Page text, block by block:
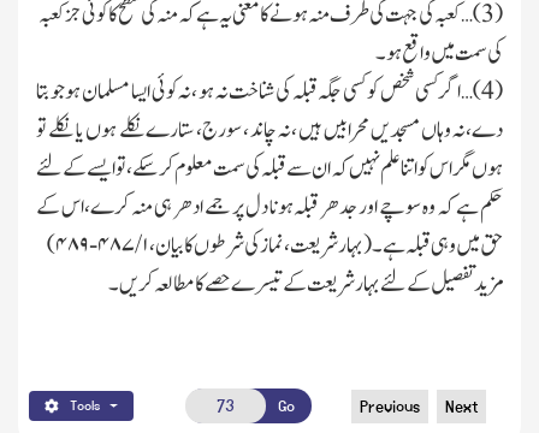
(
3) …کعبہ کی جہت کی طرف منہ ہونے کا معنی یہ ہے کہ منہ کی سطح کا کوئی جز کعبہ
کی سمت میں واقع ہو ۔
(
4)…اگر کسی شخص کو کسی جگہ قبلہ کی شناخت نہ ہو ،نہ کوئی ایسا مسلمان ہو جو بتا
دے،نہ وہاں مسجدیں محرابیں ہیں ،نہ چاند ، سورج،ستارے نکلے ہوں یا نکلے تو
ہوں مگر اس کو اتنا علم نہیں کہ ان سے قبلہ کی سمت معلوم کر سکے،تو ایسے کے لئے
حکم ہے کہ وہسوچے اور جدھر قبلہ ہونا دل پر جمے ادھر ہی منہ کرے،اس کے
حق میں وہی قبلہ ہے۔(بہار شریعت، نماز کی شرطوں کا بیان،۱ / ۴۸۷-۴۸۹
)
مزید تفصیل کے لئے بہار شریعت کے تیسرے حصے کا مطالعہ کریں۔
Tools Go Previous Next